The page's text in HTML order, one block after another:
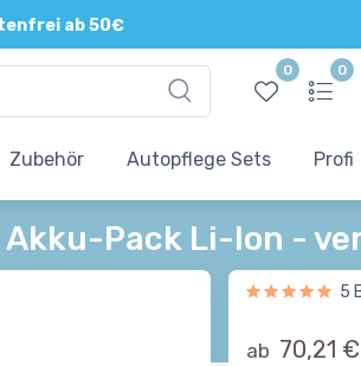
ab 50€
0 0
Zubehör Autopflege Sets Profi
Akku-Pack Li-Ion -
5
ab 70,21 €